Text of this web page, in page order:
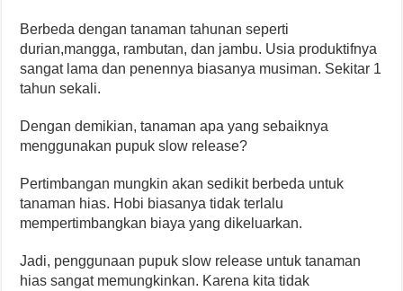
Berbeda dengan tanaman tahunan seperti
durian,mangga, rambutan, dan jambu. Usia produktifnya
sangat lama dan penennya biasanya musiman. Sekitar 1
tahun sekali.
Dengan demikian, tanaman apa yang sebaiknya
menggunakan pupuk slow release?
Pertimbangan mungkin akan sedikit berbeda untuk
tanaman hias. Hobi biasanya tidak terlalu
mempertimbangkan biaya yang dikeluarkan.
Jadi, penggunaan pupuk slow release untuk tanaman
hias sangat memungkinkan. Karena kita tidak